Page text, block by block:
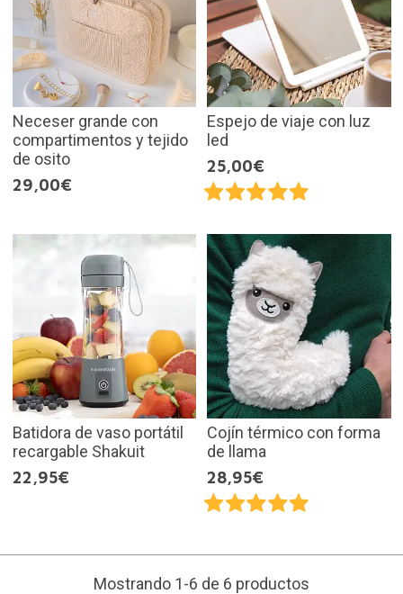
Neceser grande con
compartimentos y tejido
de osito
29,00€
Espejo de viaje con luz
led
25,00€
Batidora de vaso portátil
recargable Shakuit
22,95€
Cojín térmico con forma
de llama
28,95€
Mostrando 1-6 de 6 productos